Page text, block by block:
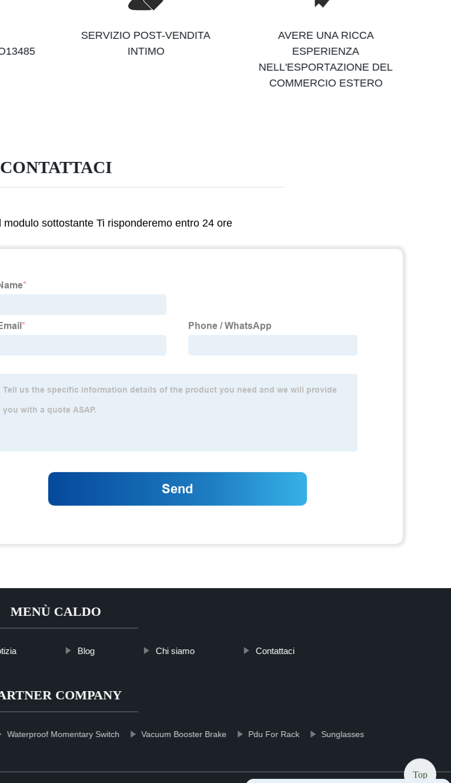
SERVIZIO POST-VENDITA
INTIMO
AVERE UNA RICCA
ESPERIENZA
NELL'ESPORTAZIONE DEL
COMMERCIO ESTERO
CONTATTACI
sottostante Ti risponderemo entro 24 ore
MENÙ CALDO
Blog Chi siamo Contattaci
COMPANY
Waterproof Momentary Switch Vacuum Booster Brake Pdu For Rack Sunglasses
Top